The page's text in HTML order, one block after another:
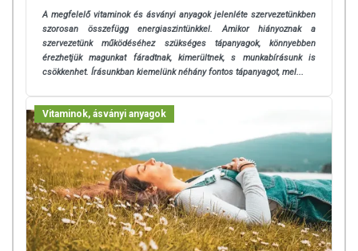
A megfelelő vitaminok és ásványi anyagok jelenléte szervezetünkben
szorosan összefügg energiaszintünkkel. Amikor hiányoznak a
szervezetünk működéséhez szükséges tápanyagok, könnyebben
érezhetjük magunkat fáradtnak, kimerültnek, s munkabírásunk is
csökkenhet. Írásunkban kiemelünk néhány fontos tápanyagot, mel...
Vitaminok, ásványi anyagok